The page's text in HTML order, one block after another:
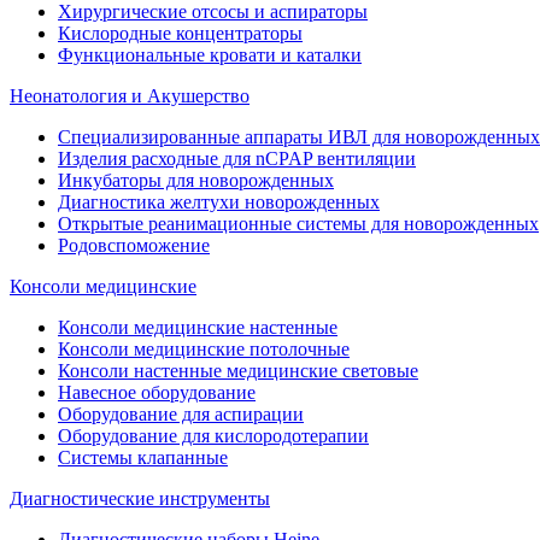
Хирургические отсосы и аспираторы
Кислородные концентраторы
Функциональные кровати и каталки
Неонатология и Акушерство
Специализированные аппараты ИВЛ для новорожденных
Изделия расходные для nCPAP вентиляции
Инкубаторы для новорожденных
Диагностика желтухи новорожденных
Открытые реанимационные системы для новорожденных
Родовспоможение
Консоли медицинские
Консоли медицинские настенные
Консоли медицинские потолочные
Консоли настенные медицинские световые
Навесное оборудование
Оборудование для аспирации
Оборудование для кислородотерапии
Системы клапанные
Диагностические инструменты